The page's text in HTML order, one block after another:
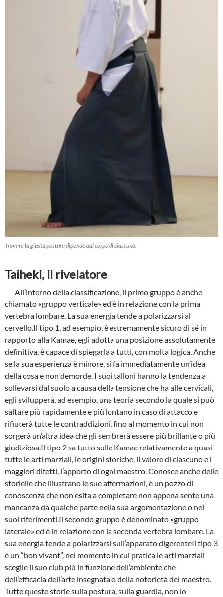
Trovare la giusta postura dipende dal corpo di ciascuno.
Taiheki, il rivelatore
All’interno della classificazione, il primo gruppo è anche
chiamato «gruppo verticale» ed è in relazione con la prima
vertebra lombare. La sua energia tende a polarizzarsi al
cervello.Il tipo 1, ad esempio, è estremamente sicuro di sé in
rapporto alla Kamae, egli adotta una posizione assolutamente
definitiva, è capace di spiegarla a tutti, con molta logica. Anche
se la sua esperienza è minore, si fa immediatamente un’idea
della cosa e non demorde. I suoi talloni hanno la tendenza a
sollevarsi dal suolo a causa della tensione che ha alle cer­vicali,
egli svilupperà, ad esempio, una teoria secondo la quale si può
saltare più rapida­mente e più lontano in caso di attacco e
rifiuterà tutte le contraddizioni, fino al momento in cui non
sorgerà un’altra idea che gli sembrerà essere più brillante o più
giudiziosa.Il tipo 2 sa tutto sulle Kamae relativamente a quasi
tutte le arti marziali, le origini storiche, il valore di ciascuno e i
maggiori difetti, l’apporto di ogni maestro. Conosce anche delle
sto­rielle che illustrano le sue affermazioni, è un pozzo di
conoscenza che non esita a com­pletare non appena sente una
mancanza da qualche parte nella sua argomentazione o nei
suoi riferimenti.Il secondo gruppo è denominato «gruppo
laterale» ed è in relazione con la seconda verte­bra lombare. La
sua energia tende a polarizzarsi sull’apparato digerenteIl tipo 3
è un “bon vivant”, nel momento in cui pratica le arti marziali
sceglie il suo club più in funzione dell’ambiente che
dell’efficacia dell’arte insegnata o della notorietà del maestro.
Tutte queste storie sulla postura, sulla guardia, non lo